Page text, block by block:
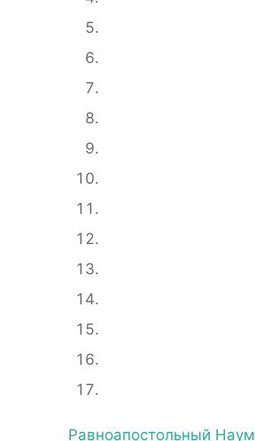
Равноапостольный Наум